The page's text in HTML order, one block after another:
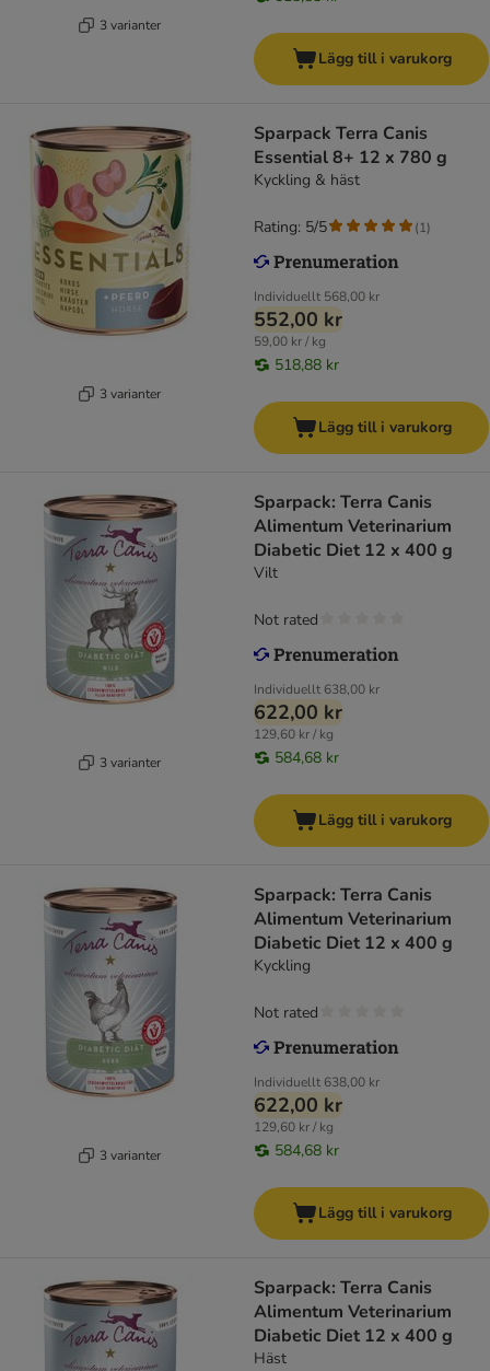
3 varianter
Lägg till i varukorg
3 varianter
Sparpack Terra Canis
Essential 8+ 12 x 780 g
Kyckling & häst
Individuellt 568,00 kr
552,00 kr
59,00 kr / kg
518,88 kr
Rating: 5/5 (1)
Lägg till i varukorg
3 varianter
Sparpack: Terra Canis
Alimentum Veterinarium
Diabetic Diet 12 x 400 g
Vilt
Individuellt 638,00 kr
622,00 kr
129,60 kr / kg
584,68 kr
Not rated
Lägg till i varukorg
3 varianter
Sparpack: Terra Canis
Alimentum Veterinarium
Diabetic Diet 12 x 400 g
Kyckling
Individuellt 638,00 kr
622,00 kr
129,60 kr / kg
584,68 kr
Not rated
Lägg till i varukorg
Sparpack: Terra Canis
Alimentum Veterinarium
Diabetic Diet 12 x 400 g
Häst